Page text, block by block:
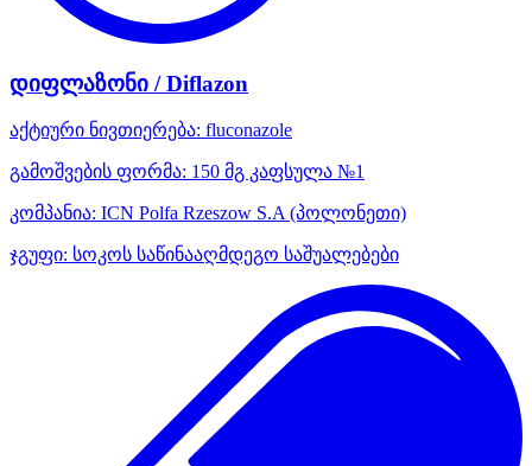
დიფლაზონი / Diflazon
აქტიური ნივთიერება: fluconazole
გამოშვების ფორმა: 150 მგ კაფსულა №1
კომპანია: ICN Polfa Rzeszow S.A (პოლონეთი)
ჯგუფი: სოკოს საწინააღმდეგო საშუალებები